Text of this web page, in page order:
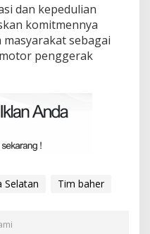
dan kepedulian
komitmennya
sebagai
penggerak
Selatan Tim baher